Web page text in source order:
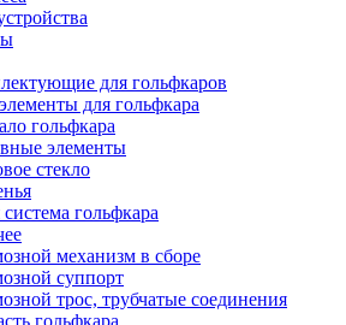
для гольфкаров
для гольфкара
гольфкара
элементы
стекло
гольфкара
механизм в сборе
суппорт
трос, трубчатые соединения